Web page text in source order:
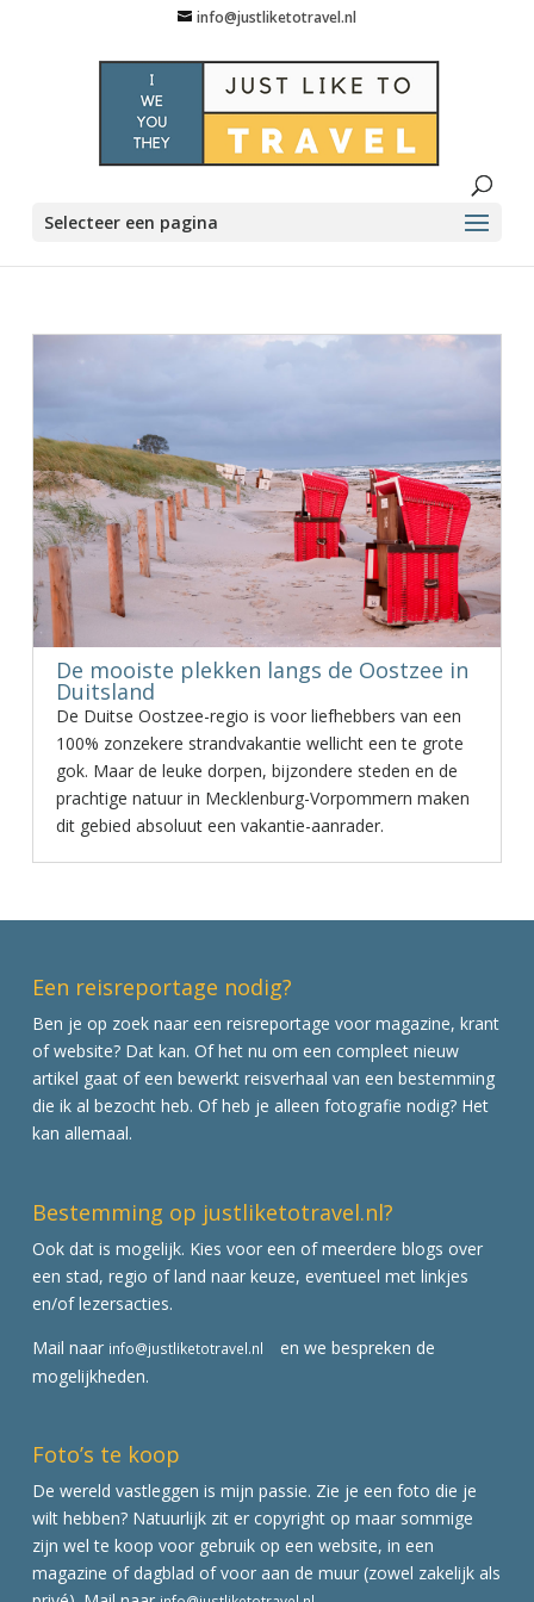
info@justliketotravel.nl
Selecteer een pagina
De mooiste plekken langs de Oostzee in
Duitsland
De Duitse Oostzee-regio is voor liefhebbers van een
100% zonzekere strandvakantie wellicht een te grote
gok. Maar de leuke dorpen, bijzondere steden en de
prachtige natuur in Mecklenburg-Vorpommern maken
dit gebied absoluut een vakantie-aanrader.
Een reisreportage nodig?
Ben je op zoek naar een reisreportage voor magazine, krant
of website? Dat kan. Of het nu om een compleet nieuw
artikel gaat of een bewerkt reisverhaal van een bestemming
die ik al bezocht heb. Of heb je alleen fotografie nodig? Het
kan allemaal.
Bestemming op justliketotravel.nl?
Ook dat is mogelijk. Kies voor een of meerdere blogs over
een stad, regio of land naar keuze, eventueel met linkjes
en/of lezersacties.
Mail naar info@justliketotravel.nl
en we bespreken de
mogelijkheden.
Foto’s te koop
De wereld vastleggen is mijn passie. Zie je een foto die je
wilt hebben? Natuurlijk zit er copyright op maar sommige
zijn wel te koop voor gebruik op een website, in een
magazine of dagblad of voor aan de muur (zowel zakelijk als